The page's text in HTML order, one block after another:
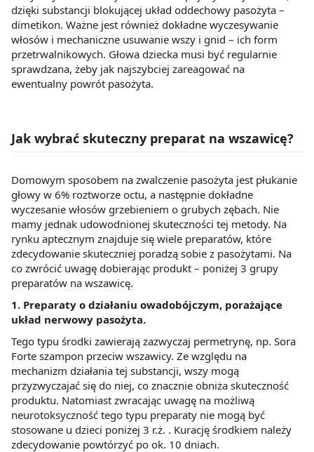
dzięki substancji blokującej układ oddechowy pasożyta –
dimetikon. Ważne jest również dokładne wyczesywanie
włosów i mechaniczne usuwanie wszy i gnid – ich form
przetrwalnikowych. Głowa dziecka musi być regularnie
sprawdzana, żeby jak najszybciej zareagować na
ewentualny powrót pasożyta.
Jak wybrać skuteczny preparat na wszawicę?
Domowym sposobem na zwalczenie pasożyta jest płukanie
głowy w 6% roztworze octu, a następnie dokładne
wyczesanie włosów grzebieniem o grubych zębach. Nie
mamy jednak udowodnionej skuteczności tej metody. Na
rynku aptecznym znajduje się wiele preparatów, które
zdecydowanie skuteczniej poradzą sobie z pasożytami. Na
co zwrócić uwagę dobierając produkt – poniżej 3 grupy
preparatów na wszawicę.
1. Preparaty o działaniu owadobójczym, porażające
układ nerwowy pasożyta.
Tego typu środki zawierają zazwyczaj permetrynę, np. Sora
Forte szampon przeciw wszawicy. Ze względu na
mechanizm działania tej substancji, wszy mogą
przyzwyczajać się do niej, co znacznie obniża skuteczność
produktu. Natomiast zwracając uwagę na możliwą
neurotoksyczność tego typu preparaty nie mogą być
stosowane u dzieci poniżej 3 r.ż. . Kurację środkiem należy
zdecydowanie powtórzyć po ok. 10 dniach.